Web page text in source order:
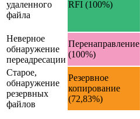
удаленного
файла
RFI (100%)
Неверное
обнаружение
переадресации
Перенаправление
(100%)
Старое,
обнаружение
резервных
файлов
Резервное
копирование
(72,83%)